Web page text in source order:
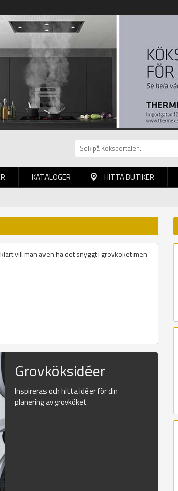
KATALOGER HITTA BUTIKER
vill man även ha det snyggt i grovköket men
Grovköksidéer
Inspireras och hitta idéer för din
planering av grovköket